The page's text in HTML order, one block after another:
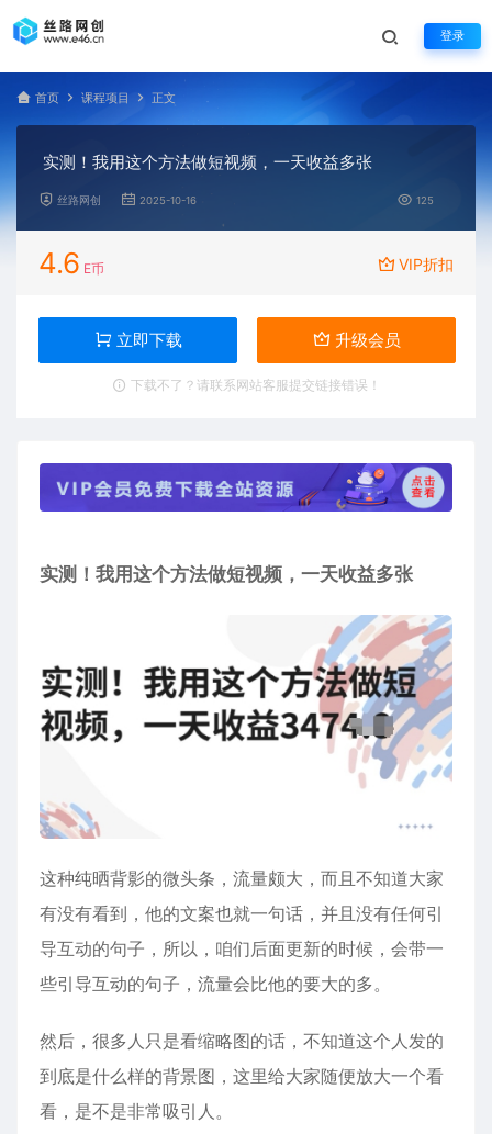
登录
首页 课程项目 正文
实测！我用这个方法做短视频，一天收益多张
丝路网创 2025-10-16 125
4.6 E币 VIP折扣
立即下载 升级会员
下载不了？请联系网站客服提交链接错误！
实测！我用这个方法做短视频，一天收益多张
这种纯晒背影的微头条，流量颇大，而且不知道大家
有没有看到，他的文案也就一句话，并且没有任何引
导互动的句子，所以，咱们后面更新的时候，会带一
些引导互动的句子，流量会比他的要大的多。
然后，很多人只是看缩略图的话，不知道这个人发的
到底是什么样的背景图，这里给大家随便放大一个看
看，是不是非常吸引人。